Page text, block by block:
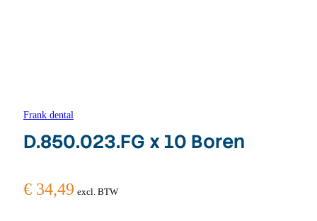
Frank dental
D.850.023.FG x 10 Boren
€ 34,49 excl. BTW